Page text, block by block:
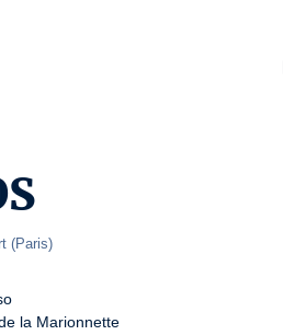
(Paris)
la Marionnette